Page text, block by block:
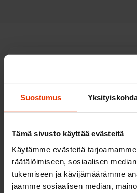
Suostumus
Tämä sivusto käyttää evästeitä
Käytämme evästeitä
räätälöimiseen, sosiaalisen
tukemiseen ja kävijämäärämme
jaamme sosiaalisen median,
Ajovarmaan – ei koskaan
Ajokorttilupahakemus
28 €
Ajokoe
85 €